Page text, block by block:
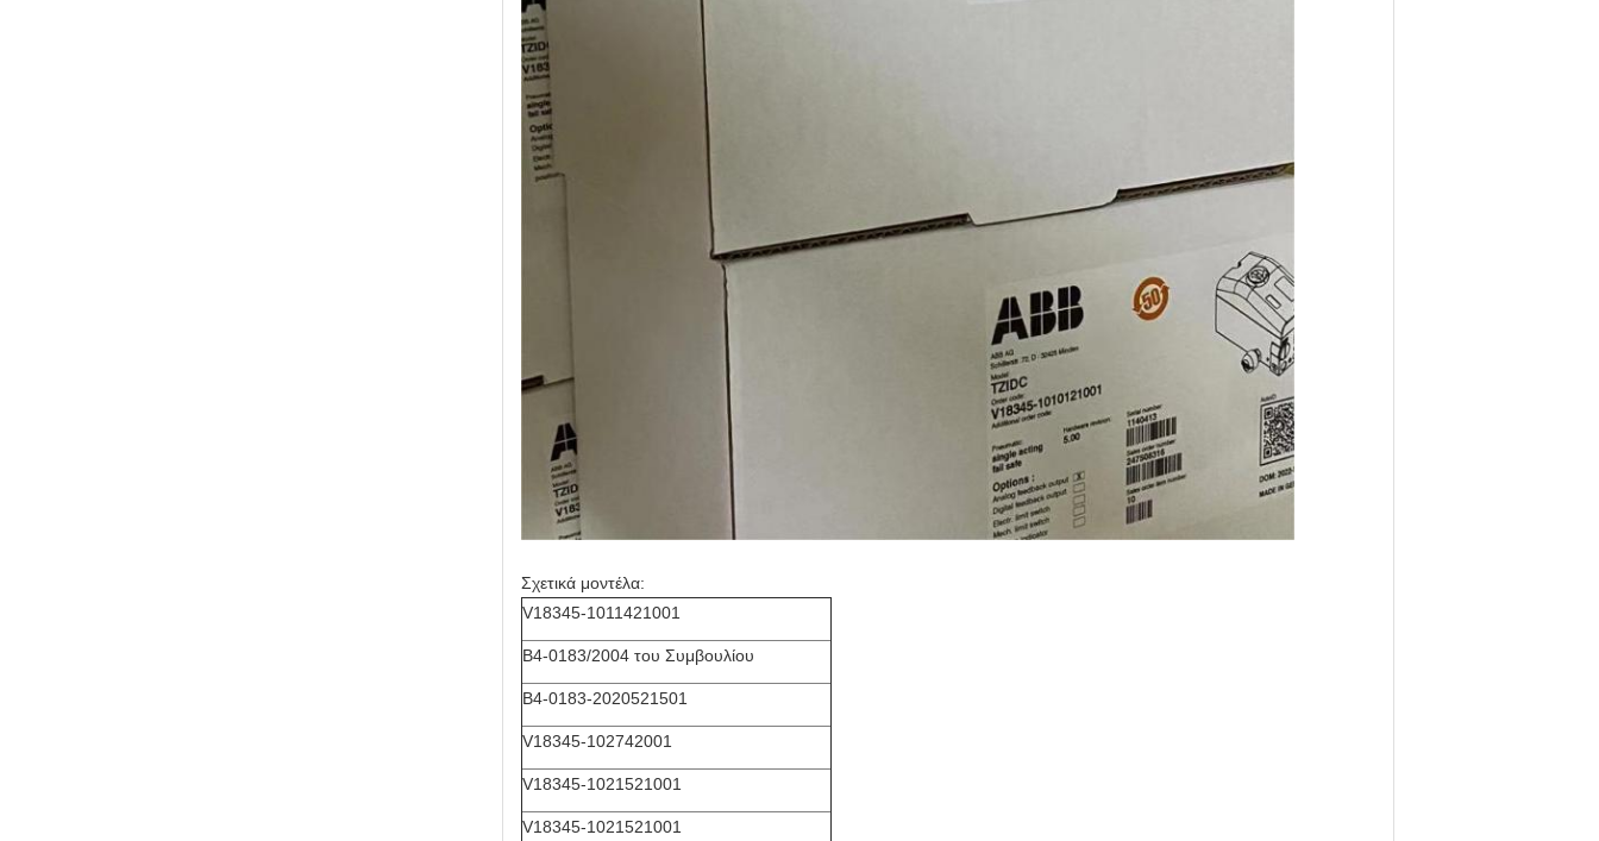
Σχετικά μοντέλα:
V18345-1011421001
Β4-0183/2004 του Συμβουλίου
Β4-0183-2020521501
V18345-102742001
V18345-1021521001
V18345-1021521001